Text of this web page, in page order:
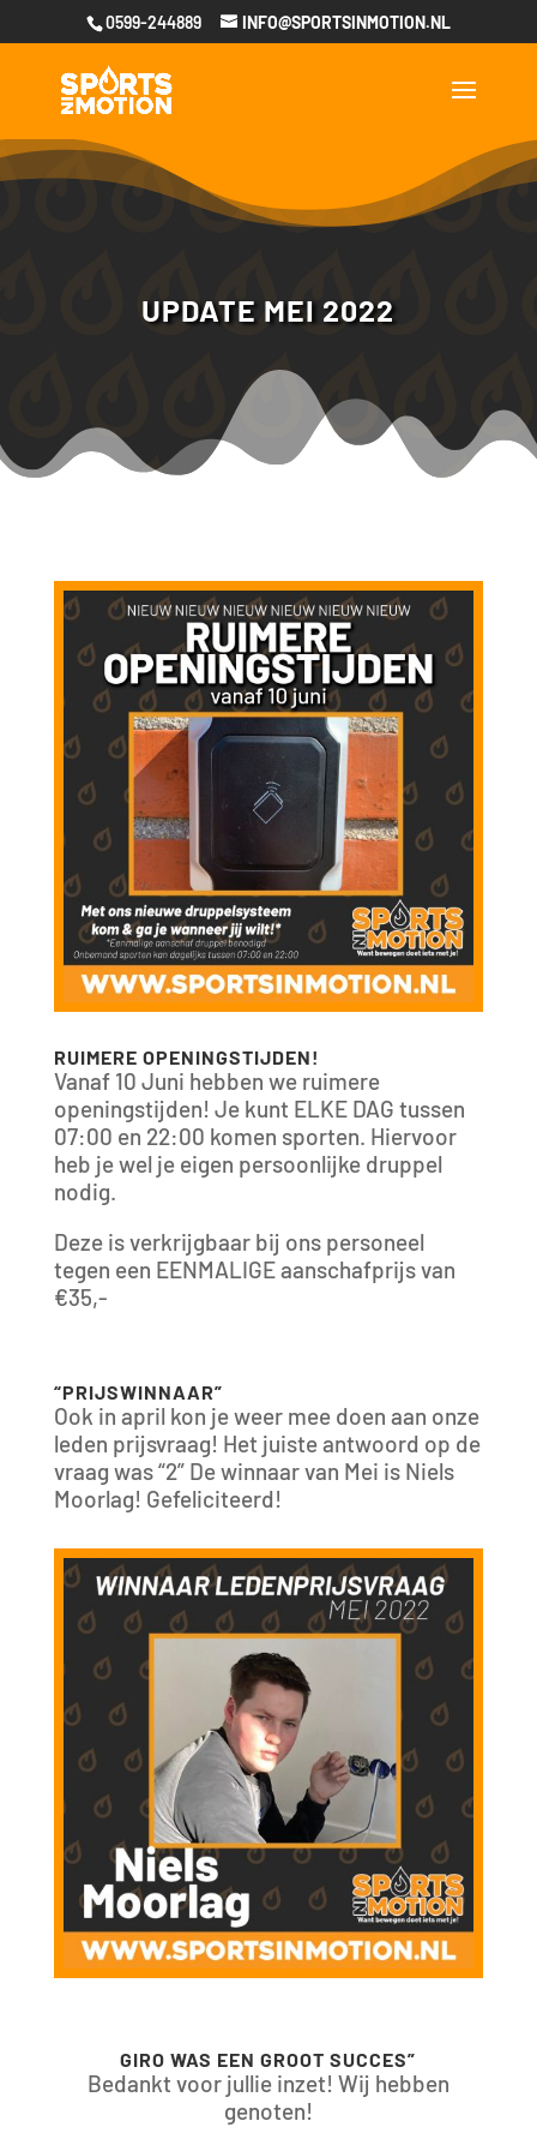
0599-244889 INFO@SPORTSINMOTION.NL
UPDATE MEI 2022
RUIMERE OPENINGSTIJDEN!
Vanaf 10 Juni hebben we ruimere
openingstijden! Je kunt ELKE DAG tussen
07:00 en 22:00 komen sporten. Hiervoor
heb je wel je eigen persoonlijke druppel
nodig.
Deze is verkrijgbaar bij ons personeel
tegen een EENMALIGE aanschafprijs van
€35,-
“PRIJSWINNAAR”
Ook in april kon je weer mee doen aan onze
leden prijsvraag! Het juiste antwoord op de
vraag was “2” De winnaar van Mei is Niels
Moorlag! Gefeliciteerd!
GIRO WAS EEN GROOT SUCCES”
Bedankt voor jullie inzet! Wij hebben
genoten!